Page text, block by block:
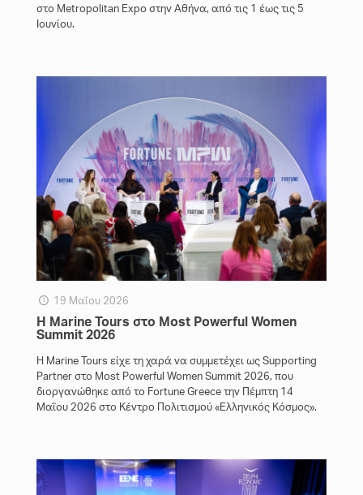
στο Metropolitan Expo στην Αθήνα, από τις 1 έως τις 5
Ιουνίου.
19 Μαΐου 2026
Η Marine Tours στο Most Powerful Women
Summit 2026
Η Marine Tours είχε τη χαρά να συμμετέχει ως Supporting
Partner στο Most Powerful Women Summit 2026, που
διοργανώθηκε από το Fortune Greece την Πέμπτη 14
Μαΐου 2026 στο Κέντρο Πολιτισμού «Ελληνικός Κόσμος».